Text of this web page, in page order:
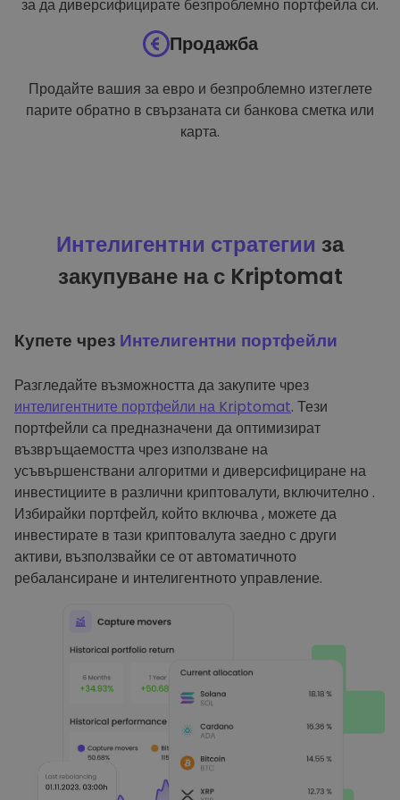
за да диверсифицирате безпроблемно портфейла си.
Продажба
Продайте вашия за евро и безпроблемно изтеглете
парите обратно в свързаната си банкова сметка или
карта.
Интелигентни стратегии за
закупуване на с Kriptomat
Купете чрез Интелигентни портфейли
Разгледайте възможността да закупите чрез
интелигентните портфейли на Kriptomat. Тези
портфейли са предназначени да оптимизират
възвръщаемостта чрез използване на
усъвършенствани алгоритми и диверсифициране на
инвестициите в различни криптовалути, включително .
Избирайки портфейл, който включва , можете да
инвестирате в тази криптовалута заедно с други
активи, възползвайки се от автоматичното
ребалансиране и интелигентното управление.